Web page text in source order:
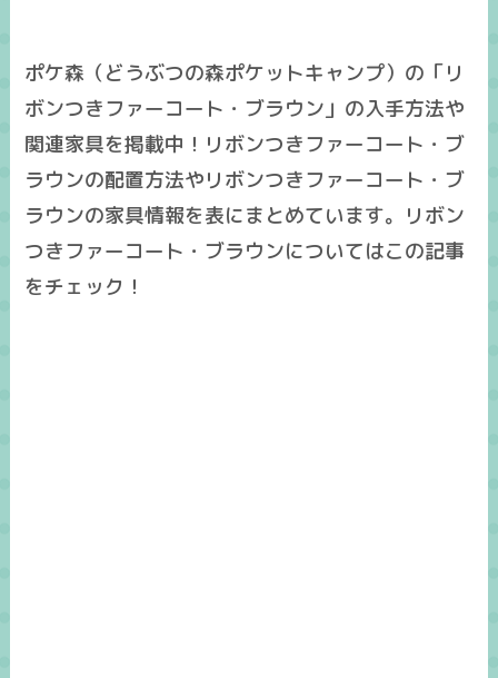
ポケ森（どうぶつの森ポケットキャンプ）の「リ
ボンつきファーコート・ブラウン」の入手方法や
関連家具を掲載中！リボンつきファーコート・ブ
ラウンの配置方法やリボンつきファーコート・ブ
ラウンの家具情報を表にまとめています。リボン
つきファーコート・ブラウンについてはこの記事
をチェック！